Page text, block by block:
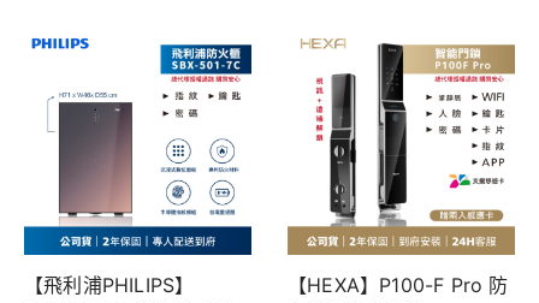
【飛利浦PHILIPS】
【HEXA】P100-F Pro 防